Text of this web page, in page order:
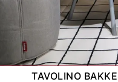
TAVOLINO